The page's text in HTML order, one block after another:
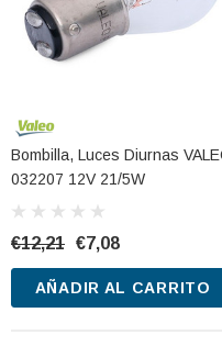
Bombilla, Luces Diurnas
032207 12V 21/5W
€12,21 €7,08
AÑADIR AL CARRITO